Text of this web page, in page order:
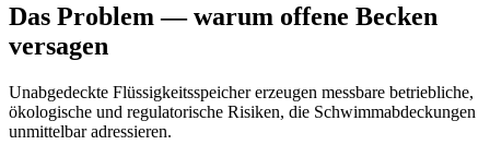
Das Problem — warum offene Becken
versagen
Unabgedeckte Flüssigkeitsspeicher erzeugen messbare betriebliche,
ökologische und regulatorische Risiken, die Schwimmabdeckungen
unmittelbar adressieren.